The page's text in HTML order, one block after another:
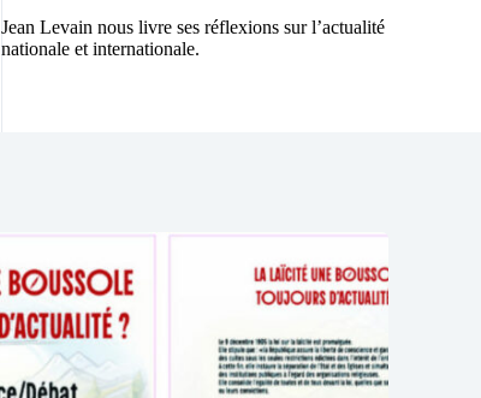
Jean Levain nous livre ses réflexions sur l’actualité
nationale et internationale.